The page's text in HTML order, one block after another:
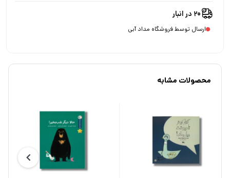
20 در انبار
ارسال توسط فروشگاه مداد آبی
محصولات مشابه